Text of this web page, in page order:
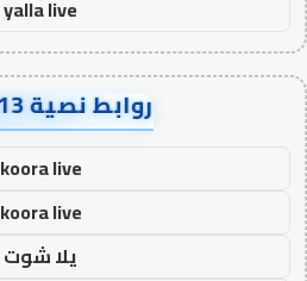
yalla live
روابط نصية AA80513
koora live
koora live
يلا شوت